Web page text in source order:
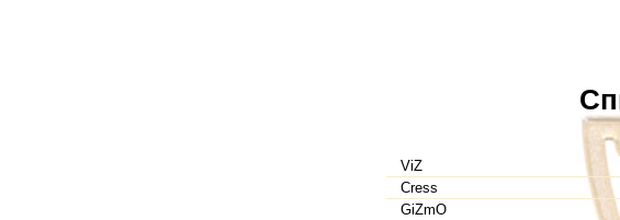
ViZ
Cress
GiZmO